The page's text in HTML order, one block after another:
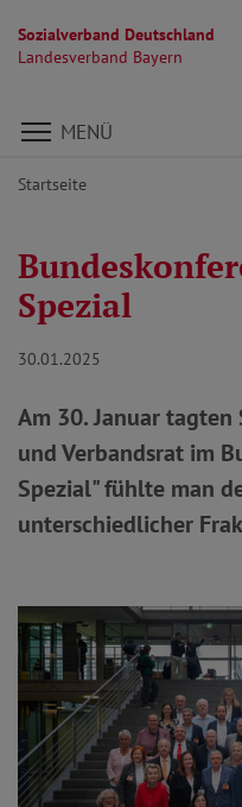
Sozialverband Deutschland
Landesverband Bayern
Direkt zu den Inhalten
MENÜ
Startseite
Spezial
30.01.2025
Am 30. Januar tagten
und Verbandsrat im
Spezial" fühlte man
unterschiedlicher